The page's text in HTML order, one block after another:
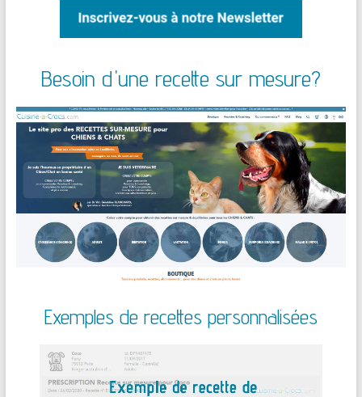
Besoin d'une recette sur mesure?
Exemples de recettes personnalisées